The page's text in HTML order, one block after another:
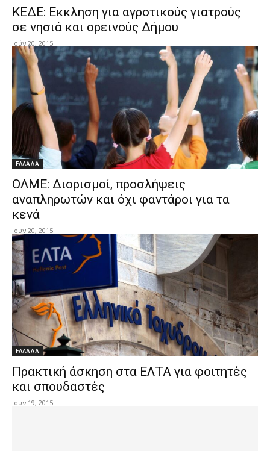
ΚΕΔΕ: Εκκληση για αγροτικούς γιατρούς
σε νησιά και ορεινούς Δήμου
Ιούν 20, 2015
ΕΛΛΑΔΑ
ΟΛΜΕ: Διορισμοί, προσλήψεις
αναπληρωτών και όχι φαντάροι για τα
κενά
Ιούν 20, 2015
ΕΛΛΑΔΑ
Πρακτική άσκηση στα ΕΛΤΑ για φοιτητές
και σπουδαστές
Ιούν 19, 2015